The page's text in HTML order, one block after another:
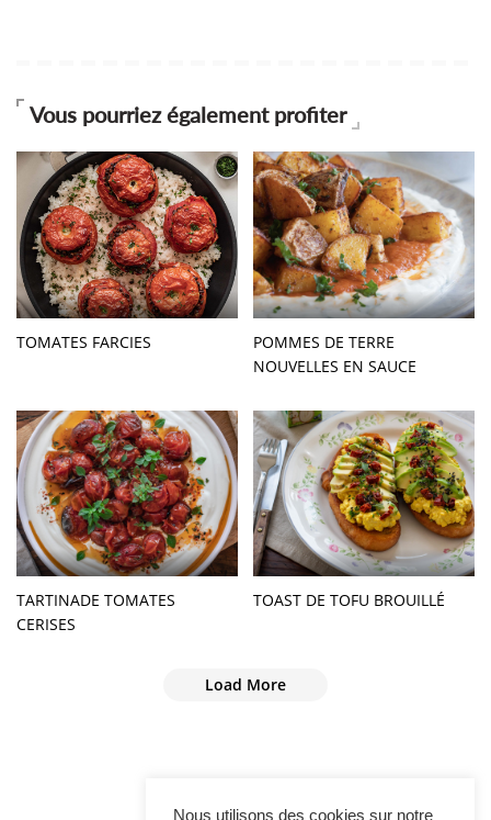
Vous pourriez également profiter
TOMATES FARCIES
POMMES DE TERRE
NOUVELLES EN SAUCE
TARTINADE TOMATES
CERISES
TOAST DE TOFU BROUILLÉ
Load More
Nous utilisons des cookies sur notre